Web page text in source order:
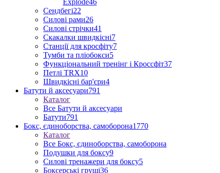
Explode46
Сендбегі22
Силові рами26
Силові стрічки41
Скакалки швидкісні7
Станції для кросфіту7
Тумби та пліобокси5
Функціональний тренінг і Кроссфіт37
Петлі TRX10
Швидкісні бар'єри4
Батути й аксесуари791
Каталог
Все Батути й аксесуари
Батути791
Бокс, єдиноборства, самоборона1770
Каталог
Все Бокс, єдиноборства, самоборона
Подушки для боксу9
Силові тренажери для боксу5
Боксерські груші36